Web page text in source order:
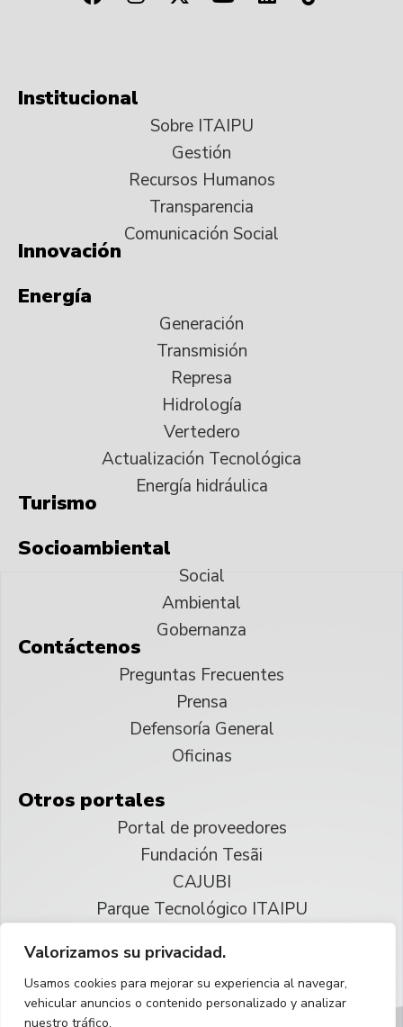
Valorizamos su privacidad.
Usamos cookies para mejorar su experiencia al navegar,
vehicular anuncios o contenido personalizado y analizar
nuestro tráfico.
Institucional
Sobre ITAIPU
Gestión
Recursos Humanos
Transparencia
Comunicación Social
Innovación
Energía
Generación
Transmisión
Represa
Hidrología
Vertedero
Actualización Tecnológica
Energía hidráulica
Turismo
Socioambiental
Social
Ambiental
Gobernanza
Contáctenos
Preguntas Frecuentes
Prensa
Defensoría General
Oficinas
Otros portales
Portal de proveedores
Fundación Tesãi
CAJUBI
Parque Tecnológico ITAIPU
Reservados todos los derechos